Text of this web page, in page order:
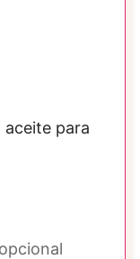
aceite para
opcional